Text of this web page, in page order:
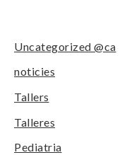
Uncategorized @ca
noticies
Tallers
Talleres
Pediatria